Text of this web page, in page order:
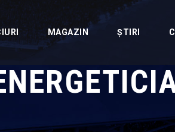
MAGAZIN ȘTIRI